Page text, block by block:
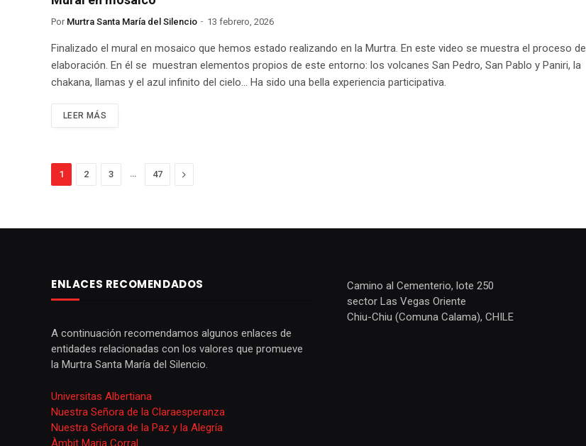
Por Murtra Santa María del Silencio 13 febrero, 2026
Finalizado el mural en mosaico que hemos estado realizando en la Murtra. En este video se muestra el proceso de
elaboración. En él se muestran elementos propios de este entorno: los volcanes San Pedro, San Pablo y Paniri, la
chakana, llamas y el azul infinito del cielo… Ha sido una bella experiencia participativa.
LEER MÁS
1 2 3 47 Next
ENLACES RECOMENDADOS
A continuación recomendamos algunos enlaces de
entidades relacionadas con los valores que promueve
la Murtra Santa María del Silencio.
Universitas Albertiana
Nuestra Señora de la Claraesperanza
Nuestra Señora de la Paz y la Alegría
Àmbit Maria Corral
Camino al Cementerio, lote 250
sector Las Vegas Oriente
Chiu-Chiu (Comuna Calama), CHILE